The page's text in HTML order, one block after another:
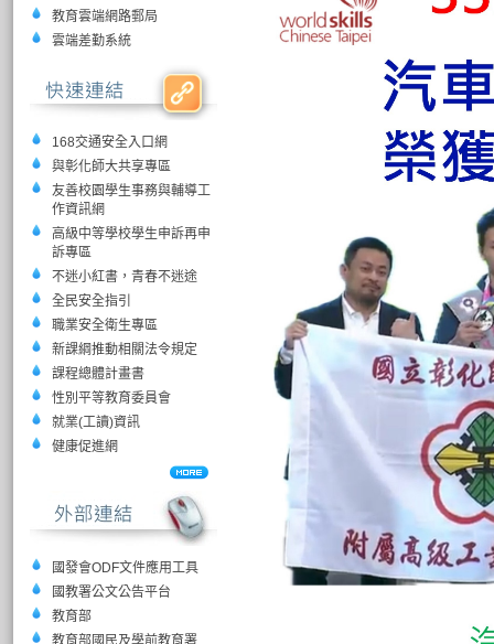
教育雲端網路郵局
雲端差勤系統
168交通安全入口網
與彰化師大共享專區
友善校園學生事務與輔導工
作資訊網
高級中等學校學生申訴再申
訴專區
不迷小紅書，青春不迷途
全民安全指引
職業安全衛生專區
新課綱推動相關法令規定
課程總體計畫書
性別平等教育委員會
就業(工讀)資訊
健康促進網
國發會ODF文件應用工具
國教署公文公告平台
教育部
教育部國民及學前教育署